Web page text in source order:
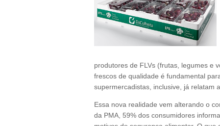
produtores de FLVs (frutas, legumes e
frescos de qualidade é fundamental
supermercadistas, inclusive, já relatam
Essa nova realidade vem alterando o
da PMA, 59% dos consumidores